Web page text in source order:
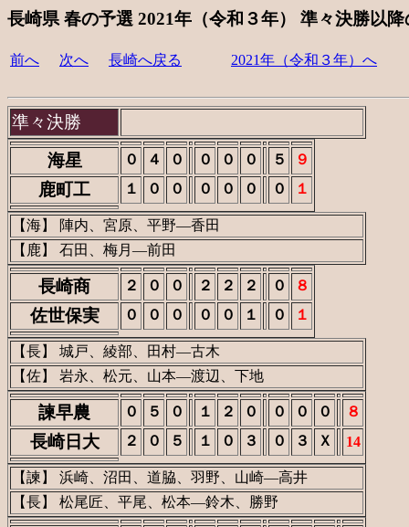
長崎県 春の予選 2021年（令和３年） 準々決勝以降
前へ 次へ 長崎へ戻る 2021年（令和３年）へ
準々決勝
海星
０ ４ ０ ０ ０ ０ ５ ９
鹿町工 １ ０ ０ ０ ０ ０ ０ １
【海】 陣内、宮原、平野―香田
【鹿】 石田、梅月―前田
長崎商 ２ ０ ０ ２ ２ ２ ０ ８
佐世保実 ０ ０ ０ ０ ０ １ ０ １
【長】 城戸、綾部、田村―古木
【佐】 岩永、松元、山本―渡辺、下地
諫早農 ０ ５ ０ １ ２ ０ ０ ０ ０ ８
長崎日大 ２ ０ ５ １ ０ ３ ０ ３ Ｘ 14
【諫】 浜崎、沼田、道脇、羽野、山崎―高井
【長】 松尾匠、平尾、松本―鈴木、勝野